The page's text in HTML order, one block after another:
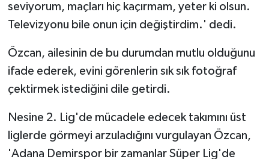
seviyorum, maçları hiç kaçırmam, yeter ki olsun.
Televizyonu bile onun için değiştirdim.' dedi.
Özcan, ailesinin de bu durumdan mutlu olduğunu
ifade ederek, evini görenlerin sık sık fotoğraf
çektirmek istediğini dile getirdi.
Nesine 2. Lig'de mücadele edecek takımını üst
liglerde görmeyi arzuladığını vurgulayan Özcan,
'Adana Demirspor bir zamanlar Süper Lig'de